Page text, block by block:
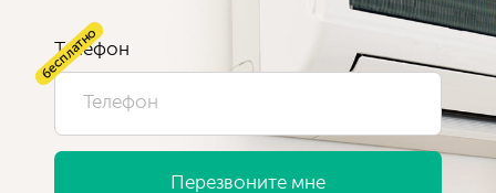
бесплатно
Телефон